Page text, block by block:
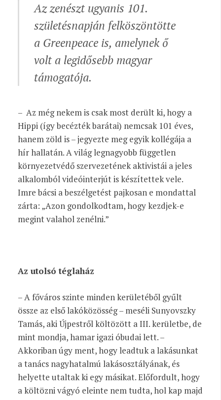
Az zenészt ugyanis 101.
születésnapján felköszöntötte
a Greenpeace is, amelynek ő
volt a legidősebb magyar
támogatója.
– Az még nekem is csak most derült ki, hogy a
Hippi (így becézték barátai) nemcsak 101 éves,
hanem zöld is – jegyezte meg egyik kollégája a
hír hallatán. A világ legnagyobb független
környezet­védő szervezetének aktivistái a jeles
alkalomból videóinterjút is készítettek vele.
Imre bácsi a beszélgetést pajkosan e mondattal
zárta: „Azon gondolkodtam, hogy kezdjek-e
megint valahol zenélni.”
Az utolsó téglaház
– A főváros szinte minden kerületéből gyűlt
össze az első lakóközösség – meséli Sunyovszky
Tamás, aki Újpestről költözött a III. kerületbe, de
mint mondja, hamar igazi óbudai lett. –
Akkoriban úgy ment, hogy leadtuk a lakásunkat
a tanács nagyhatalmú lakásosztályának, és
helyette utaltak ki egy másikat. Előfordult, hogy
a költözni vágyó eleinte nem tudta, hol kap majd